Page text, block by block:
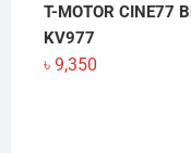
T-MOTOR CINE77
KV977
৳ 9,350